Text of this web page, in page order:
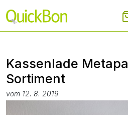
Kassenlade
Sortiment
vom 12. 8. 2019